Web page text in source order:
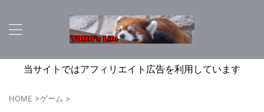
当サイトではアフィリエイト広告を利用しています
HOME >ゲーム >